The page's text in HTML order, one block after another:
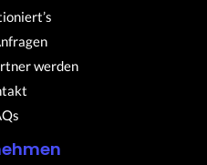
werden